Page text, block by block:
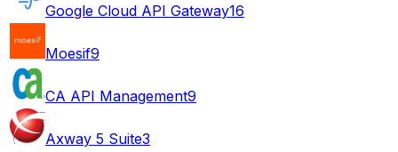
Google Cloud API Gateway16
Moesif9
CA API Management9
Axway 5 Suite3